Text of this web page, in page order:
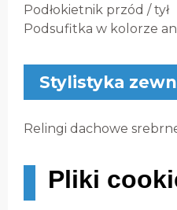
Podłokietnik przód / tył
Podsufitka w kolorze
Stylistyka
Relingi dachowe
Systemy
Pliki